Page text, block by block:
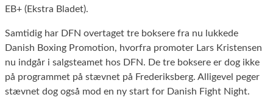
EB+ (Ekstra Bladet).
Samtidig har DFN overtaget tre boksere fra nu lukkede
Danish Boxing Promotion, hvorfra promoter Lars Kristensen
nu indgår i salgsteamet hos DFN. De tre boksere er dog ikke
på programmet på stævnet på Frederiksberg. Alligevel peger
stævnet dog også mod en ny start for Danish Fight Night.